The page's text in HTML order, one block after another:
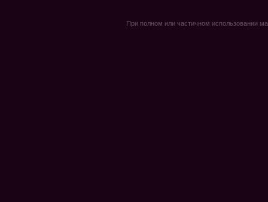
При полном или частичном использовании